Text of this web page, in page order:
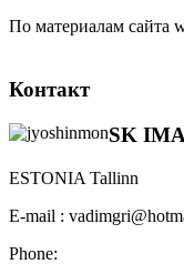
По материалам сайта
Контакт
SK
ESTONIA Tallinn
E-mail :
Phone: